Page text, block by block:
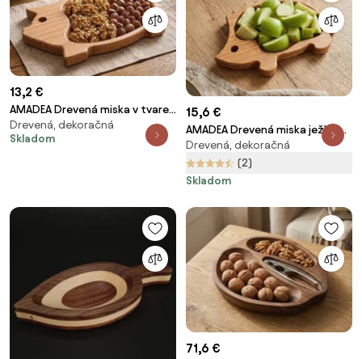
13,2 €
AMADEA Drevená miska v tvare
ošípanej, masívne drevo,
rozmer 20x12,50x2 cm
Drevená, dekoračná
Skladom
15,6 €
AMADEA Drevená miska ježko,
masívne drevo, veľkosť 21 cm,
český výrobok
Drevená, dekoračná
(2)
Skladom
71,6 €